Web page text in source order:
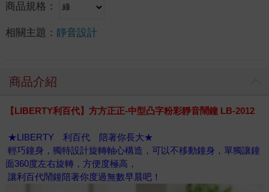
商品規格：
相關主題： 靜音設計
商品介紹
【LIBERTY利百代】方方正正-中型凸字粉彩靜音鬧鐘 LB-2012
★LIBERTY 利百代 陪著你長大★
輕巧鐘身，獨特設計旋轉軸心構造，可以不移動鐘身，單獨讓鐘
面360度左右旋轉，方便度極高，
讓利百代鬧鐘陪著你度過無數早晨吧！